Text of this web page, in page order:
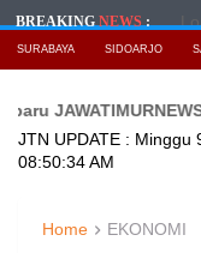
BREAKINGNEWS:
SURABAYA SIDOARJO
Kasus
JTN UPDATE : Minggu
08:50:36 AM
Home EKONOMI